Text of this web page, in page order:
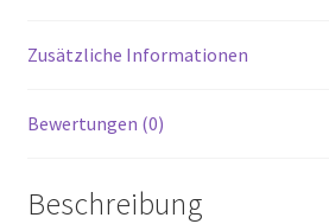
Zusätzliche Informationen
Bewertungen (0)
Beschreibung